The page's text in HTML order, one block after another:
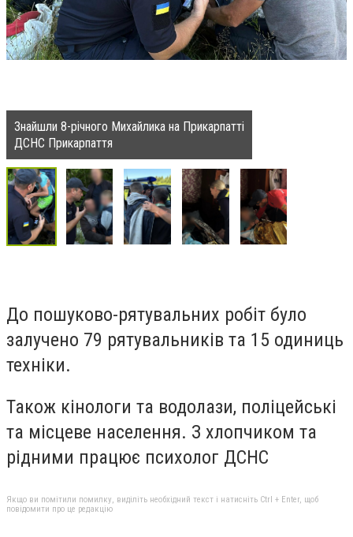
Знайшли 8-річного Михайлика на Прикарпатті
ДСНС Прикарпаття
До пошуково-рятувальних робіт було
залучено 79 рятувальників та 15 одиниць
техніки.
Також кінологи та водолази, поліцейські
та місцеве населення. З хлопчиком та
рідними працює психолог ДСНС
Якщо ви помітили помилку, виділіть необхідний текст і натисніть Ctrl + Enter, щоб
повідомити про це редакцію